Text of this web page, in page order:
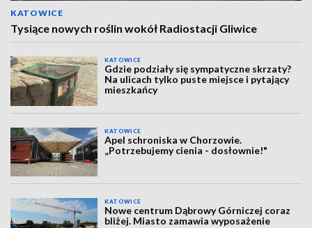
KATOWICE
Tysiące nowych roślin wokół Radiostacji Gliwice
KATOWICE
Gdzie podziały się sympatyczne skrzaty?
Na ulicach tylko puste miejsce i pytający
mieszkańcy
KATOWICE
Apel schroniska w Chorzowie.
„Potrzebujemy cienia - dosłownie!"
KATOWICE
Nowe centrum Dąbrowy Górniczej coraz
bliżej. Miasto zamawia wyposażenie